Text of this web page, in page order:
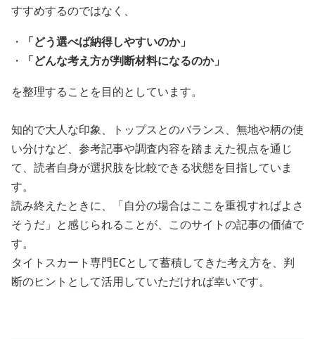
すすめするのではなく、
・
「どう選べば納得しやすいのか」
・
「どんな考え方が判断材料になるのか」
を整理することを目的としています。
知的で大人な印象、トップスとのバランス、無地や柄の使
い分けなど、参考記事や調査内容を踏まえた視点を通じ
て、読者自身が選択肢を比較できる状態を目指していま
す。
読み終えたときに、「自分の場合はここを重視すればよさ
そうだ」と感じられることが、このサイトの記事の価値で
す。
タイトスカート専門ECとして蓄積してきた考え方を、判
断のヒントとして活用していただければ幸いです。